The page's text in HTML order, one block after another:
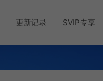
更新记录 SVIP专享